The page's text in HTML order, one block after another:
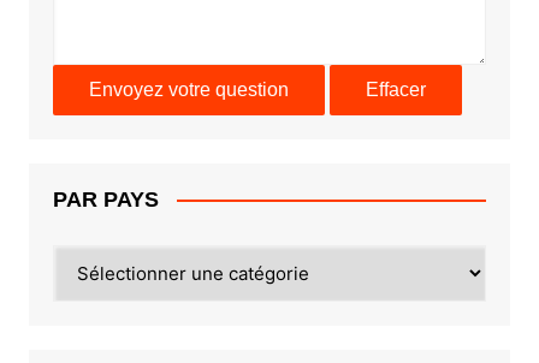
PAR PAYS
PAYS